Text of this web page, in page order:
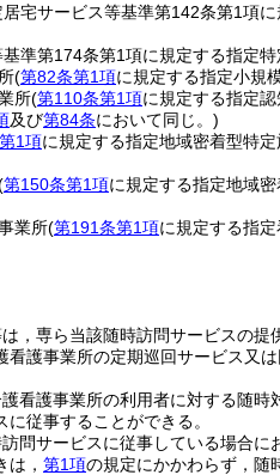
宅サービス等基準第142条第1項
準第174条第1項に規定する指定特
(第82条第1項に規定する指定小規
所(第110条第1項に規定する指定
及び第84条において同じ。)
1項に規定する指定地域密着型特定
第150条第1項に規定する指定地域密
業所(第191条第1項に規定する指
，専ら当該随時訪問サービスの提
看護事業所の定期巡回サービス又
看護事業所の利用者に対する随時
従事することができる。
問サービスに従事している場合
， 第1項の規定にかかわらず，随